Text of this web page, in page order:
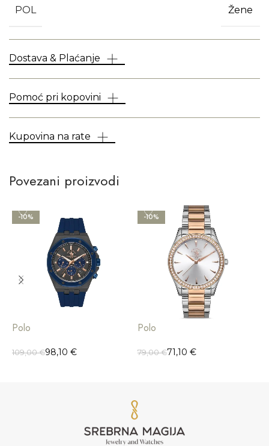
POL Žene
Dostava & Plaćanje
Pomoć pri kopovini
Kupovina na rate
Povezani proizvodi
-10%
Polo
109,00€98,10 €
-10%
Polo
79,00€71,10 €